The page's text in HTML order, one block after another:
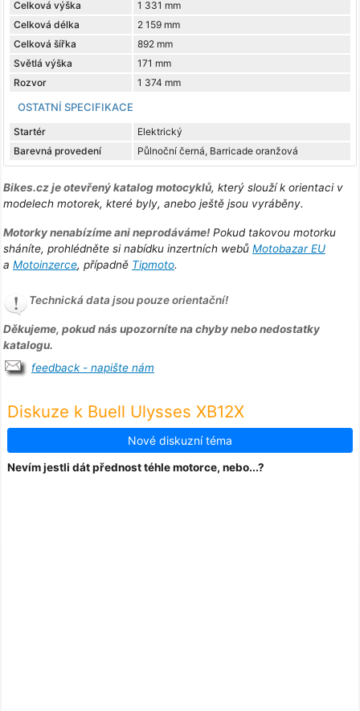
Celková výška
1 331 mm
Celková délka
2 159 mm
Celková šířka
892 mm
Světlá výška
171 mm
Rozvor
1 374 mm
OSTATNÍ SPECIFIKACE
Startér
Elektrický
Barevná provedení
Půlnoční černá, Barricade oranžová
Bikes.cz je otevřený katalog motocyklů, který slouží k orientaci v
modelech motorek, které byly, anebo ještě jsou vyráběny.
Motorky nenabízíme ani neprodáváme!Pokud takovou motorku
sháníte, prohlédněte si nabídku inzertních webů Motobazar EU
a Motoinzerce, případně Tipmoto.
Technická data jsou pouze orientační!
Děkujeme, pokud nás upozorníte na chyby nebo nedostatky
katalogu.
feedback - napište nám
Diskuze k Buell Ulysses XB12X
Nové diskuzní téma
Nevím jestli dát přednost téhle motorce, nebo...?